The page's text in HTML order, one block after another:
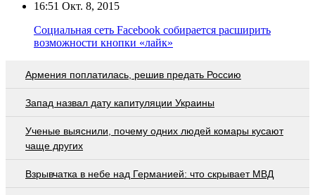
16:51 Окт. 8, 2015
Социальная сеть Facebook собирается расширить
возможности кнопки «лайк»
Армения поплатилась, решив предать Россию
Запад назвал дату капитуляции Украины
Ученые выяснили, почему одних людей комары кусают
чаще других
Взрывчатка в небе над Германией: что скрывает МВД